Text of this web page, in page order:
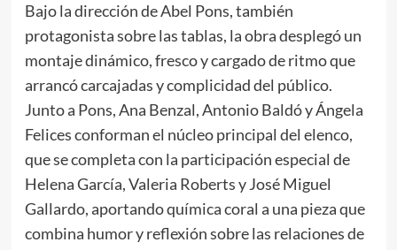
Bajo la dirección de Abel Pons, también
protagonista sobre las tablas, la obra desplegó un
montaje dinámico, fresco y cargado de ritmo que
arrancó carcajadas y complicidad del público.
Junto a Pons, Ana Benzal, Antonio Baldó y Ángela
Felices conforman el núcleo principal del elenco,
que se completa con la participación especial de
Helena García, Valeria Roberts y José Miguel
Gallardo, aportando química coral a una pieza que
combina humor y reflexión sobre las relaciones de